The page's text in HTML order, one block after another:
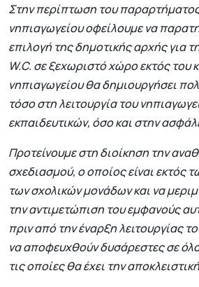
Στην περίπτωση του
νηπιαγωγείου οφείλουμε να
επιλογή της δημοτικής αρχής για
W.C. σε ξεχωριστό χώρο εκτός του
νηπιαγωγείου θα δημιουργήσει
τόσο στη λειτουργία του
εκπαιδευτικών, όσο και στην
Προτείνουμε στη διοίκηση την
σχεδιασμού, ο οποίος είναι εκτός
των σχολικών μονάδων και να
την αντιμετώπιση του εμφανούς
πριν από την έναρξη λειτουργίας
να αποφευχθούν δυσάρεστες σε
τις οποίες θα έχει την